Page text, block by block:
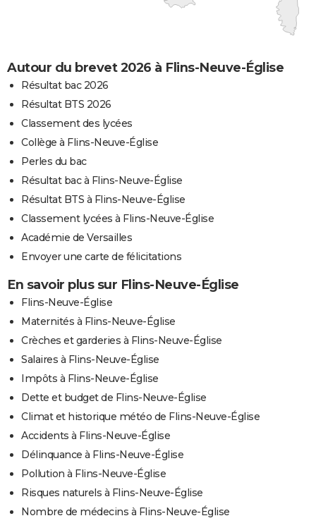
Autour du brevet 2026 à Flins-Neuve-Église
Résultat bac 2026
Résultat BTS 2026
Classement des lycées
Collège à Flins-Neuve-Église
Perles du bac
Résultat bac à Flins-Neuve-Église
Résultat BTS à Flins-Neuve-Église
Classement lycées à Flins-Neuve-Église
Académie de Versailles
Envoyer une carte de félicitations
En savoir plus sur Flins-Neuve-Église
Flins-Neuve-Église
Maternités à Flins-Neuve-Église
Crèches et garderies à Flins-Neuve-Église
Salaires à Flins-Neuve-Église
Impôts à Flins-Neuve-Église
Dette et budget de Flins-Neuve-Église
Climat et historique météo de Flins-Neuve-Église
Accidents à Flins-Neuve-Église
Délinquance à Flins-Neuve-Église
Pollution à Flins-Neuve-Église
Risques naturels à Flins-Neuve-Église
Nombre de médecins à Flins-Neuve-Église